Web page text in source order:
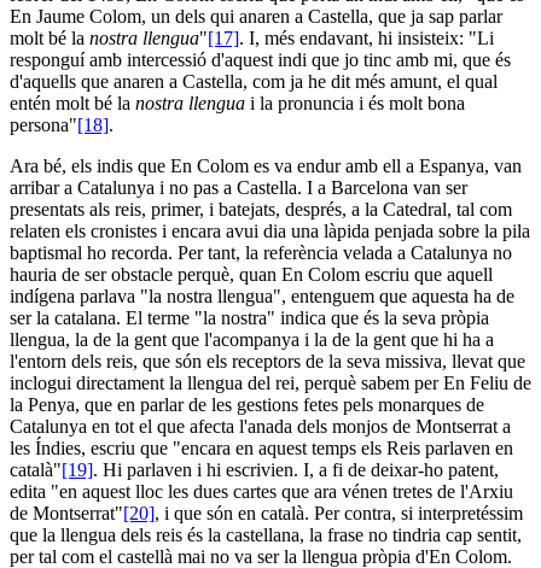
En Jaume Colom, un dels qui anaren a Castella, que ja sap parlar
molt bé la nostra llengua"[17]. I, més endavant, hi insisteix: "Li
responguí amb intercessió d'aquest indi que jo tinc amb mi, que és
d'aquells que anaren a Castella, com ja he dit més amunt, el qual
entén molt bé la nostra llengua i la pronuncia i és molt bona
persona"[18].
Ara bé, els indis que En Colom es va endur amb ell a Espanya, van
arribar a Catalunya i no pas a Castella. I a Barcelona van ser
presentats als reis, primer, i batejats, després, a la Catedral, tal com
relaten els cronistes i encara avui dia una làpida penjada sobre la pila
baptismal ho recorda. Per tant, la referència velada a Catalunya no
hauria de ser obstacle perquè, quan En Colom escriu que aquell
indígena parlava "la nostra llengua", entenguem que aquesta ha de
ser la catalana. El terme "la nostra" indica que és la seva pròpia
llengua, la de la gent que l'acompanya i la de la gent que hi ha a
l'entorn dels reis, que són els receptors de la seva missiva, llevat que
inclogui directament la llengua del rei, perquè sabem per En Feliu de
la Penya, que en parlar de les gestions fetes pels monarques de
Catalunya en tot el que afecta l'anada dels monjos de Montserrat a
les Índies, escriu que "encara en aquest temps els Reis parlaven en
català"[19]. Hi parlaven i hi escrivien. I, a fi de deixar-ho patent,
edita "en aquest lloc les dues cartes que ara vénen tretes de l'Arxiu
de Montserrat"[20], i que són en català. Per contra, si interpretéssim
que la llengua dels reis és la castellana, la frase no tindria cap sentit,
per tal com el castellà mai no va ser la llengua pròpia d'En Colom.